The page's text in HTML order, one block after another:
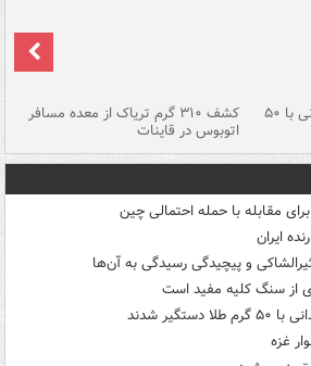
قاتلان پیرزن ۷۰ ساله همدانی با ۵۰ کشف ۳۱۰ گرم تریاک از معده مسافر
اتوبوس در قاینات
مقابله با حمله احتمالی چین
ایران
و پیچیدگی رسیدگی به آن‌ها
از سنگ کلیه مفید است
غزه